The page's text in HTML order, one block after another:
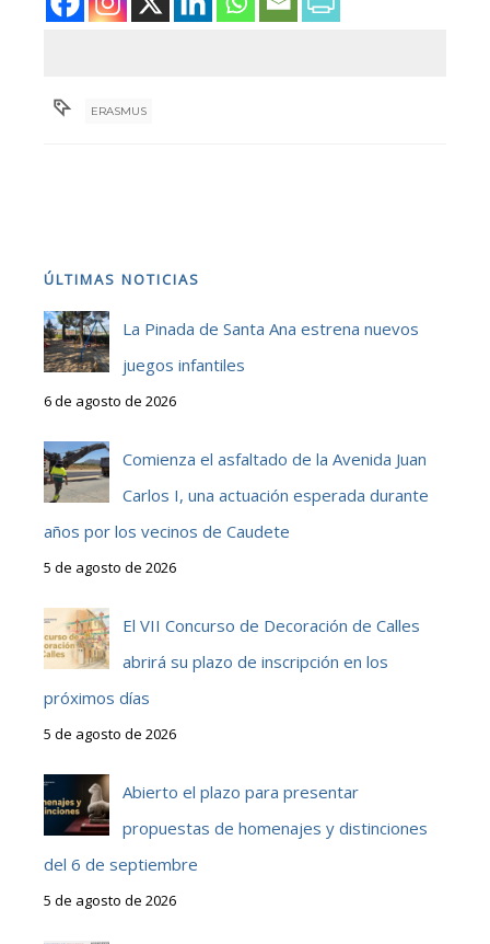
ERASMUS
ÚLTIMAS NOTICIAS
La Pinada de Santa Ana estrena nuevos
juegos infantiles
6 de agosto de 2026
Comienza el asfaltado de la Avenida Juan
Carlos I, una actuación esperada durante
años por los vecinos de Caudete
5 de agosto de 2026
El VII Concurso de Decoración de Calles
abrirá su plazo de inscripción en los
próximos días
5 de agosto de 2026
Abierto el plazo para presentar
propuestas de homenajes y distinciones
del 6 de septiembre
5 de agosto de 2026